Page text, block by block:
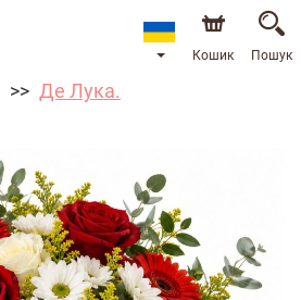
Кошик Пошук
Де Лука.